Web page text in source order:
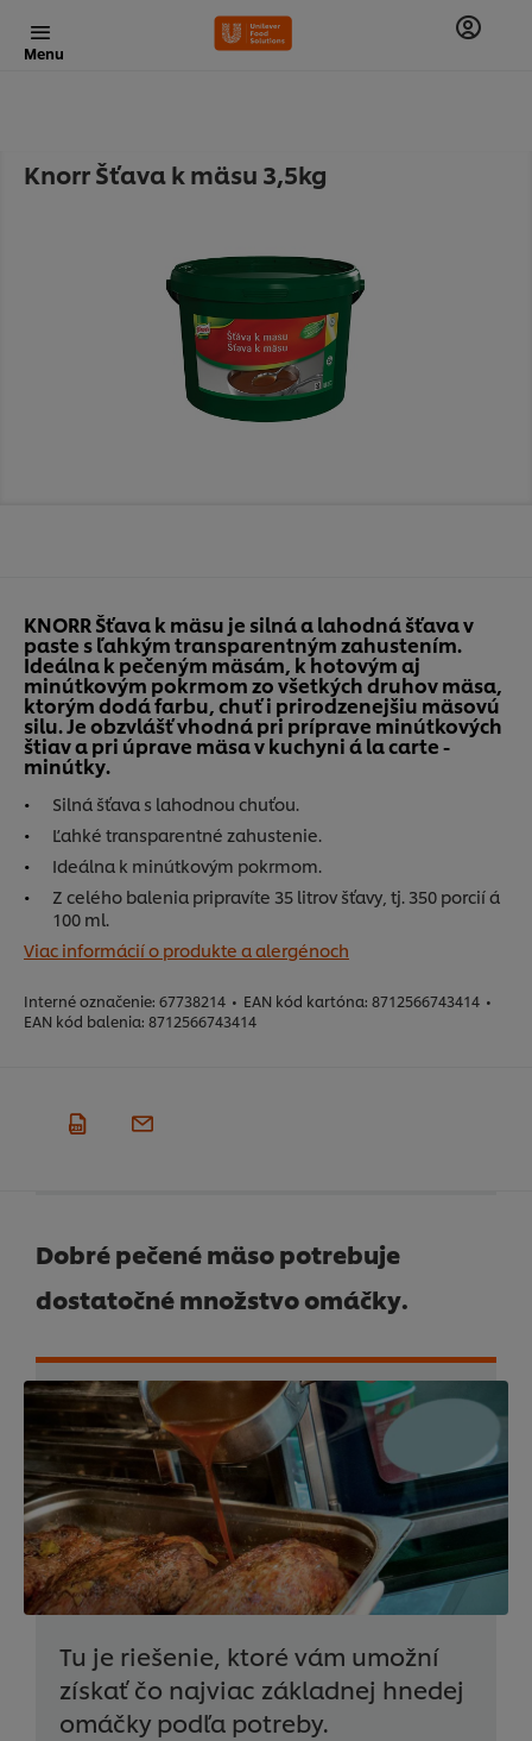
Menu
Knorr Šťava k mäsu 3,5kg
KNORR Šťava k mäsu je silná a lahodná šťava v
paste s ľahkým transparentným zahustením.
Ideálna k pečeným mäsám, k hotovým aj
minútkovým pokrmom zo všetkých druhov mäsa,
ktorým dodá farbu, chuť i prirodzenejšiu mäsovú
silu. Je obzvlášť vhodná pri príprave minútkových
štiav a pri úprave mäsa v kuchyni á la carte -
minútky.
Silná šťava s lahodnou chuťou.
Ľahké transparentné zahustenie.
Ideálna k minútkovým pokrmom.
Z celého balenia pripravíte 35 litrov šťavy, tj. 350 porcií á
100 ml.
Viac informácií o produkte a alergénoch
Interné označenie: 67738214 • EAN kód kartóna: 8712566743414 •
EAN kód balenia: 8712566743414
Dobré pečené mäso potrebuje
dostatočné množstvo omáčky.
Tu je riešenie, ktoré vám umožní
získať čo najviac základnej hnedej
omáčky podľa potreby.